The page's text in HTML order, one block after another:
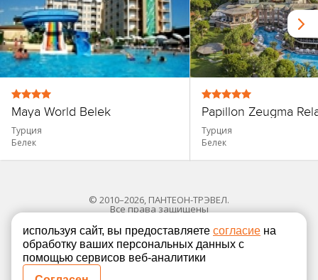
Maya World Belek
Турция
Белек
Papillon Zeugma
Турция
Белек
© 2010–2026, ПАНТЕОН-ТРЭВЕЛ.
Все права защищены
Политика в отношении обработки персональных
Согласие на обработку персональных данных
используя сайт, вы предоставляете согласие на
обработку ваших персональных данных с
помощью сервисов веб-аналитики